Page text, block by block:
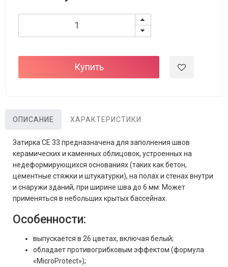
Купить
ОПИСАНИЕ ХАРАКТЕРИСТИКИ
Затирка CE 33 предназначена для заполнения швов
керамических и каменных облицовок, устроенных на
недеформирующихся основаниях (таких как бетон,
цементные стяжки и штукатурки), на полах и стенах внутри
и снаружи зданий, при ширине шва до 6 мм. Может
применяться в небольших крытых бассейнах.
Особенности:
выпускается в 26 цветах, включая белый;
обладает противогрибковым эффектом (формула
«MicroProtect»);